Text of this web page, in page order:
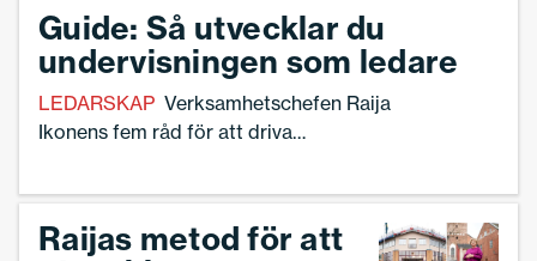
Guide: Så utvecklar du
undervisningen som ledare
LEDARSKAP Verksamhetschefen Raija
Ikonens fem råd för att driva
Raijas metod för att